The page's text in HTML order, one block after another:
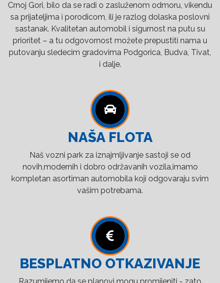
Crnoj Gori, bilo da se radi o zasluženom odmoru, vikendu
sa prijateljima i porodicom, ili je razlog dolaska poslovni
sastanak. Kvalitetan automobil i sigurnost na putu su
prioritet – a tu odgovornost možete prepustiti nama u
putovanju sledecim gradovima Podgorica, Budva, Tivat,
i dalje.
NAŠA FLOTA
Naš vozni park za iznajmljivanje sastoji se od
novih,modernih i dobro održavanih vozila,imamo
kompletan asortiman automobila koji odgovaraju svim
vašim potrebama.
BESPLATNO OTKAZIVANJE